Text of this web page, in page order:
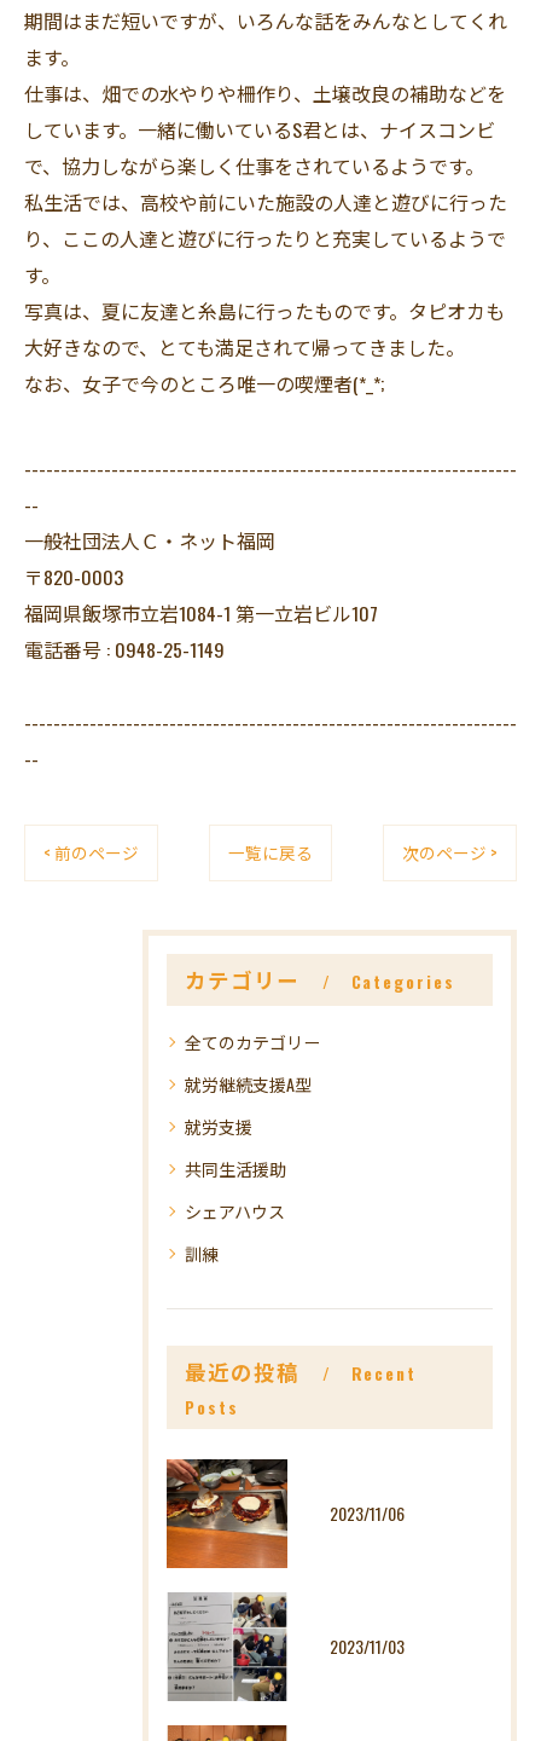
期間はまだ短いですが、いろんな話をみんなとしてくれ
ます。
仕事は、畑での水やりや柵作り、土壌改良の補助などを
しています。一緒に働いているS君とは、ナイスコンビ
で、協力しながら楽しく仕事をされているようです。
私生活では、高校や前にいた施設の人達と遊びに行った
り、ここの人達と遊びに行ったりと充実しているようで
す。
写真は、夏に友達と糸島に行ったものです。タピオカも
大好きなので、とても満足されて帰ってきました。
なお、女子で今のところ唯一の喫煙者(*_*;
--------------------------------------------------------------------
--
一般社団法人Ｃ・ネット福岡
〒820-0003
福岡県飯塚市立岩1084-1 第一立岩ビル107
電話番号 : 0948-25-1149
--------------------------------------------------------------------
--
< 前のページ 一覧に戻る 次のページ >
カテゴリー Categories
全てのカテゴリー
就労継続支援A型
就労支援
共同生活援助
シェアハウス
訓練
最近の投稿
Recent
Posts
2023/11/06
2023/11/03